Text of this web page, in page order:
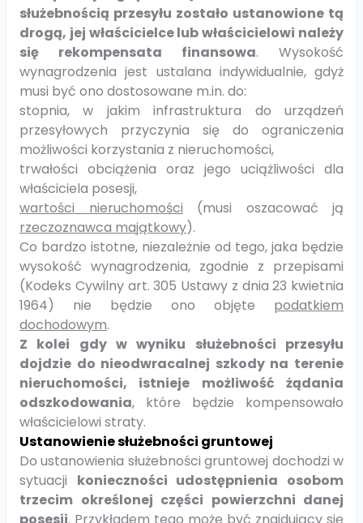
służebnością przesyłu zostało ustanowione tą
drogą, jej właścicielce lub właścicielowi należy
się rekompensata finansowa. Wysokość
wynagrodzenia jest ustalana indywidualnie, gdyż
musi być ono dostosowane m.in. do:
stopnia, w jakim infrastruktura do urządzeń
przesyłowych przyczynia się do ograniczenia
możliwości korzystania z nieruchomości,
trwałości obciążenia oraz jego uciążliwości dla
właściciela posesji,
wartości nieruchomości (musi oszacować ją
rzeczoznawca majątkowy).
Co bardzo istotne, niezależnie od tego, jaka będzie
wysokość wynagrodzenia, zgodnie z przepisami
(Kodeks Cywilny art. 305 Ustawy z dnia 23 kwietnia
1964) nie będzie ono objęte podatkiem
dochodowym.
Z kolei gdy w wyniku służebności przesyłu
dojdzie do nieodwracalnej szkody na terenie
nieruchomości, istnieje możliwość żądania
odszkodowania, które będzie kompensowało
właścicielowi straty.
Ustanowienie służebności gruntowej
Do ustanowienia służebności gruntowej dochodzi w
sytuacji konieczności udostępnienia osobom
trzecim określonej części powierzchni danej